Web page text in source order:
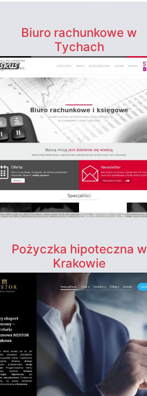
Biuro rachunkowe w
Tychach
Pożyczka hipoteczna w
Krakowie